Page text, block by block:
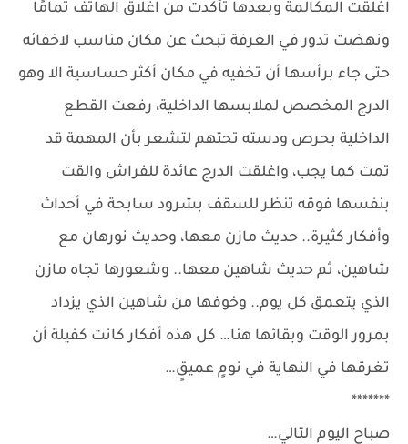
اغلقت المكالمة وبعدها تأكدت من اغلاق الهاتف تمامًا
ونهضت تدور في الغرفة تبحث عن مكان مناسب لاخفائه
حتى جاء برأسها أن تخفيه في مكان أكثر حساسية الا وهو
الدرج المخصص لملابسها الداخلية، رفعت القطع
الداخلية بحرص ودسته تحتهم لتشعر بأن المهمة قد
تمت كما يجب، واغلقت الدرج عائدة للفراش والقت
بنفسها فوقه تنظر للسقف بشرود سابحة في أحداث
وأفكار كثيرة.. حديث مازن معها، وحديث نورهان مع
شاهين، ثم حديث شاهين معها.. وشعورها تجاه مازن
الذي يتعمق كل يوم.. وخوفها من شاهين الذي يزداد
بمرور الوقت وبقائها هنا… كل هذه أفكار كانت كفيلة أن
تغرقها في النهاية في نومٍ عميقٍ…
*******
صباح اليوم التالي…